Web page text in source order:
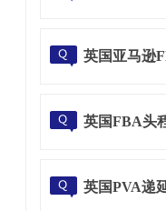
英国亚马逊
英国FBA头
英国PVA递